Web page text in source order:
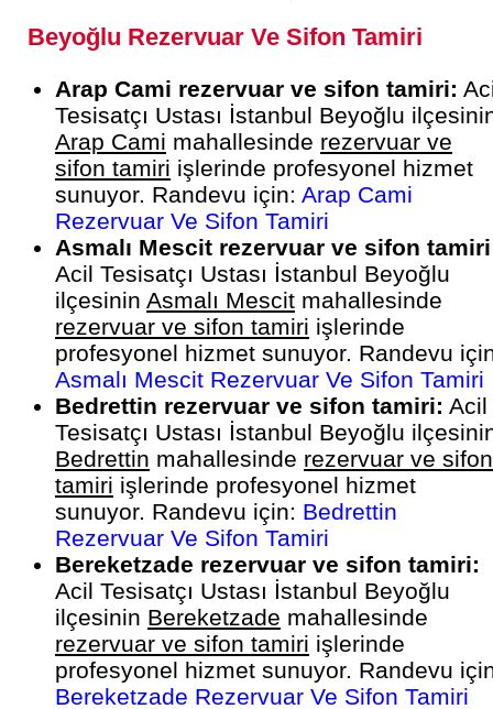
Beyoğlu Rezervuar Ve Sifon Tamiri
Arap Cami rezervuar ve sifon tamiri:
Tesisatçı Ustası İstanbul Beyoğlu
Arap Cami mahallesinde rezervuar ve
sifon tamiri işlerinde profesyonel hizmet
sunuyor. Randevu için: Arap Cami
Rezervuar Ve Sifon Tamiri
Asmalı Mescit rezervuar ve sifon
Acil Tesisatçı Ustası İstanbul Beyoğlu
ilçesinin Asmalı Mescit mahallesinde
rezervuar ve sifon tamiri işlerinde
profesyonel hizmet sunuyor. Randevu
Asmalı Mescit Rezervuar Ve Sifon Tamiri
Bedrettin rezervuar ve sifon tamiri: Acil
Tesisatçı Ustası İstanbul Beyoğlu
Bedrettin mahallesinde rezervuar ve sifon
tamiri işlerinde profesyonel hizmet
sunuyor. Randevu için: Bedrettin
Rezervuar Ve Sifon Tamiri
Bereketzade rezervuar ve sifon tamiri:
Acil Tesisatçı Ustası İstanbul Beyoğlu
ilçesinin Bereketzade mahallesinde
rezervuar ve sifon tamiri işlerinde
profesyonel hizmet sunuyor. Randevu
Bereketzade Rezervuar Ve Sifon Tamiri